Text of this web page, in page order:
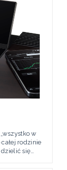
rodzinie
dzielić się